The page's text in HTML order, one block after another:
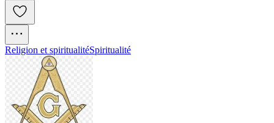
Religion et spiritualitéSpiritualité